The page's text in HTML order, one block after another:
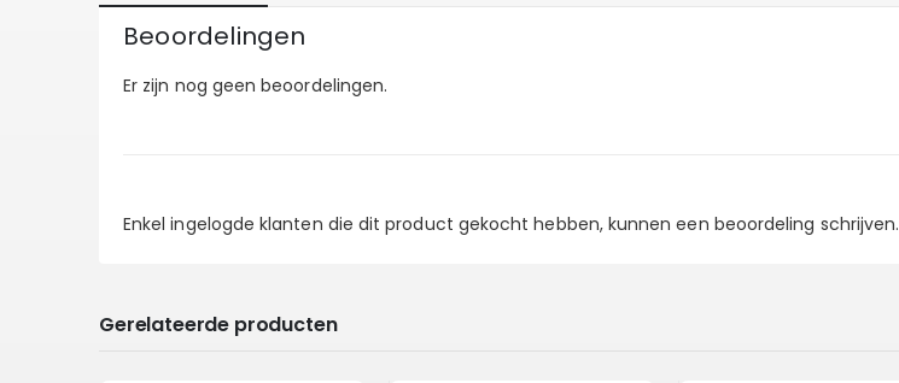
Beoordelingen
Er zijn nog geen beoordelingen.
Enkel ingelogde klanten die dit product gekocht hebben, kunnen een beoordeling schrijven.
Gerelateerde producten